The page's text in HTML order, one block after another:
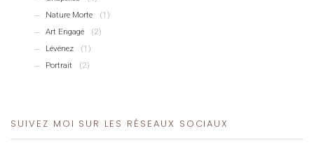
Nature Morte
(1)
Art Engagé
(2)
Lévénez
(1)
Portrait
(2)
SUIVEZ MOI SUR LES RÉSEAUX SOCIAUX